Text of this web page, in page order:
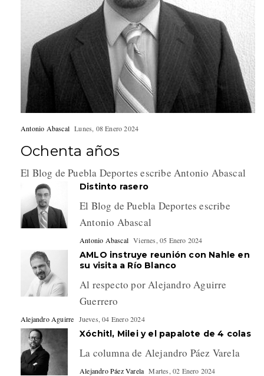
Antonio Abascal Lunes, 08 Enero 2024
Ochenta años
El Blog de Puebla Deportes escribe Antonio Abascal
Distinto rasero
El Blog de Puebla Deportes escribe
Antonio Abascal
Antonio Abascal Viernes, 05 Enero 2024
AMLO instruye reunión con Nahle en
su visita a Río Blanco
Al respecto por Alejandro Aguirre
Guerrero
Alejandro Aguirre Jueves, 04 Enero 2024
Xóchitl, Milei y el papalote de 4 colas
La columna de Alejandro Páez Varela
Alejandro Páez Varela Martes, 02 Enero 2024